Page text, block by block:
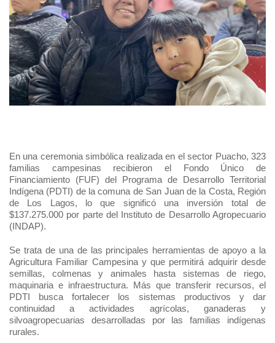
Oficina virtual de atención ciudadana
Indicadores de Gestión
Trabaje en INDAP
Programa de Alianzas Productivas
Crédito Corto Plazo
Ver todos los Programas
Concursos de Fomento
Biobío
Magallanes
Seminarios
Biblioteca
Contacto de Prensa
Suscríbase a nuestras noticias
Podcast
Fotografía
Biblioteca
En una ceremonia simbólica realizada en el sector Puacho, 323
familias campesinas recibieron el Fondo Único de
Financiamiento (FUF) del Programa de Desarrollo Territorial
Indígena (PDTI) de la comuna de San Juan de la Costa, Región
de Los Lagos, lo que significó una inversión total de
$137.275.000 por parte del Instituto de Desarrollo Agropecuario
(INDAP).
Se trata de una de las principales herramientas de apoyo a la
Agricultura Familiar Campesina y que permitirá adquirir desde
semillas, colmenas y animales hasta sistemas de riego,
maquinaria e infraestructura. Más que transferir recursos, el
PDTI busca fortalecer los sistemas productivos y dar
continuidad a actividades agrícolas, ganaderas y
silvoagropecuarias desarrolladas por las familias indígenas
rurales.